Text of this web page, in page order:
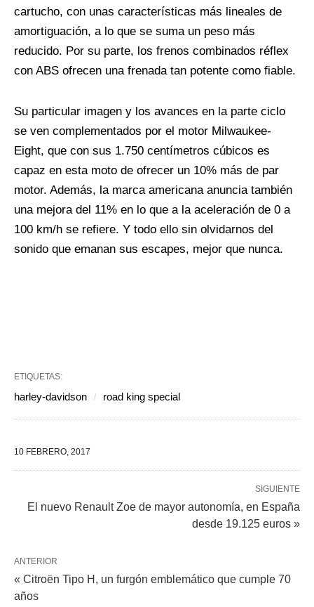
cartucho, con unas características más lineales de
amortiguación, a lo que se suma un peso más
reducido. Por su parte, los frenos combinados réflex
con ABS ofrecen una frenada tan potente como fiable.
Su particular imagen y los avances en la parte ciclo
se ven complementados por el motor Milwaukee-
Eight, que con sus 1.750 centímetros cúbicos es
capaz en esta moto de ofrecer un 10% más de par
motor. Además, la marca americana anuncia también
una mejora del 11% en lo que a la aceleración de 0 a
100 km/h se refiere. Y todo ello sin olvidarnos del
sonido que emanan sus escapes, mejor que nunca.
ETIQUETAS:
harley-davidson road king special
10 FEBRERO, 2017
SIGUIENTE
El nuevo Renault Zoe de mayor autonomía, en España
desde 19.125 euros »
ANTERIOR
« Citroën Tipo H, un furgón emblemático que cumple 70
años